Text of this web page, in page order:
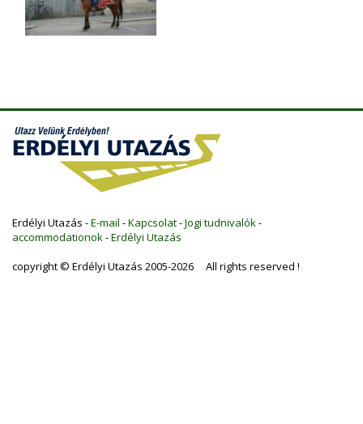
Erdélyi Utazás -E-mail -Kapcsolat-Jogi tudnivalók-
accommodationok-Erdélyi Utazás
copyright © Erdélyi Utazás 2005-2026 All rights reserved !